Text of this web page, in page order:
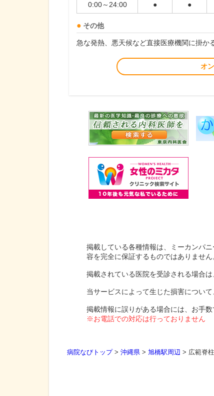
0:00～24:00 ● ●
その他
急な発熱、悪天候など直接医療機関に掛か
オ
掲載している各種情報は、ミーカンパ
容を完全に保証するものではありません
掲載されている医院を受診される場合
当サービスによって生じた損害につい
掲載情報に誤りがある場合には、お手数
※お電話での対応は行っておりません
病院なびトップ> 沖縄県 > 旭橋駅周辺 > 広範脊